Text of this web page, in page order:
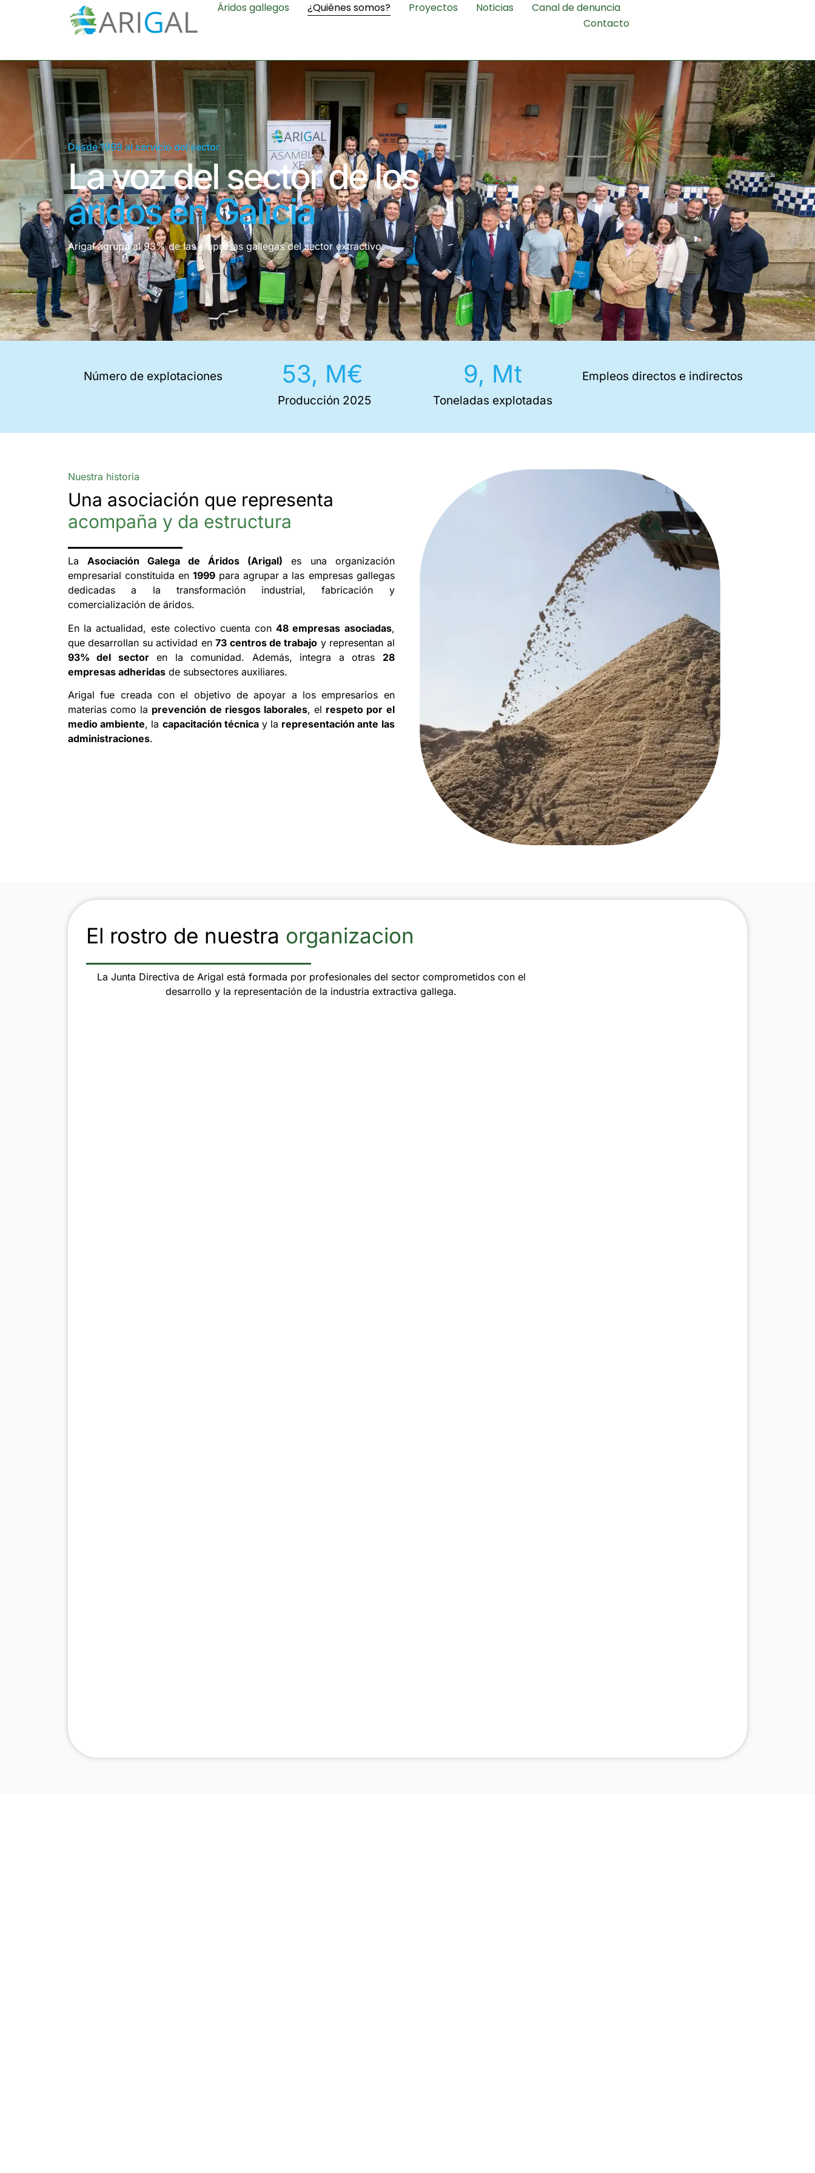
Áridos gallegos ¿Quiénes somos? Proyectos Noticias
Canal de denuncia
Contacto
Desde 1999 al servicio del sector
La voz del sector de los
áridos en Galicia
Arigal agrupa al 93% de las empresas gallegas del sector extractivo.
Número de explotaciones
Producción 2025
53, M€
Toneladas explotadas
9, Mt Empleos directos e indirectos
Nuestra historia
Una asociación que representa
acompaña y da estructura
LaAsociación Galega de Áridos (Arigal) es una organización
empresarial constituida en1999 para agrupar a las empresas gallegas
dedicadas a la transformación industrial, fabricación y
comercialización de áridos.
En la actualidad, este colectivo cuenta con48 empresas asociadas,
que desarrollan su actividad en73 centros de trabajo y representan al
93% del sectoren la comunidad. Además, integra a otras 28
empresas adheridas de subsectores auxiliares.
Arigal fue creada con el objetivo de apoyar a los empresarios en
materias como la prevención de riesgos laborales, el respeto por el
medio ambiente, la capacitación técnicay la representación ante las
administraciones.
El rostro de nuestra organizacion
La Junta Directiva de Arigal está formada por profesionales del sector comprometidos con el
desarrollo y la representación de la industria extractiva gallega.